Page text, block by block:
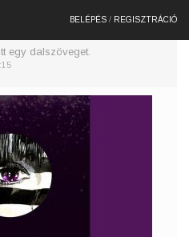
BELÉPÉS / REGISZTRÁCIÓ
egy dalszöveget.